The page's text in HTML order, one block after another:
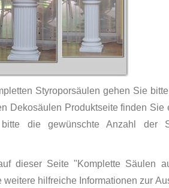
Styroporsäulen gehen Sie
Dekosäulen Produktseite finden
die gewünschte Anzahl
dieser Seite "Komplette Säulen
weitere hilfreiche Informationen zur